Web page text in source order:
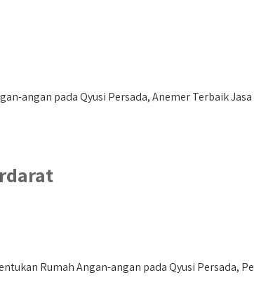
angan pada Qyusi Persada, Anemer Terbaik
Rumah Angan-angan pada Qyusi Persada,